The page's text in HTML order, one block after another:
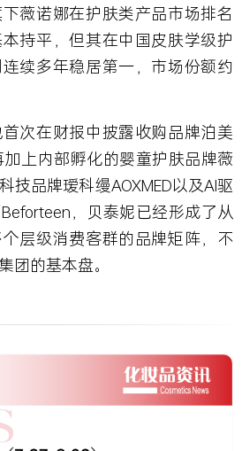
薇诺娜在护肤类产品市场排名
持平，但其在中国皮肤学级护
续多年稳居第一，市场份额约
次在财报中披露收购品牌泊美
上内部孵化的婴童护肤品牌薇
技品牌瑷科缦AOXMED以及AI驱
，贝泰妮已经形成了从
层级消费客群的品牌矩阵，不
团的基本盘。